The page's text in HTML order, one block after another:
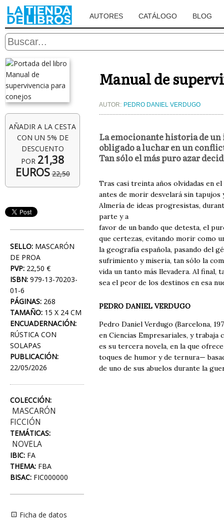
AUTORES CATÁLOGO BLOG
AÑADIR A LA CESTA
CON UN 5% DE
DESCUENTO
POR 21,38
EUROS 22,50
SELLO: MASCARÓN
DE PROA
PVP: 22,50 €
ISBN: 979-13-70203-
01-6
PÁGINAS: 268
TAMAÑO: 15 X 24 CM
ENCUADERNACIÓN:
RÚSTICA CON
SOLAPAS
PUBLICACIÓN:
22/05/2026
COLECCIÓN:
MASCARÓN
FICCIÓN
TEMÁTICAS:
NOVELA
IBIC: FA
THEMA: FBA
BISAC: FIC000000
Ficha de datos
Manual de
AUTOR: PEDRO DANIEL VERDUGO
La emocionante historia de
obligado a luchar en un
Tan sólo el más puro azar
Tras casi treinta años olvidadas en
antes de morir desvelará sin tapujos
Almería de ideas progresistas,
parte y a
favor de un bando que detesta, el
que certezas, evitando morir como
la geografía española, pasando del
sufrimiento y miseria, tan sólo la
vida un tanto más llevadera. Al final,
sea el peor de los destinos en esa
PEDRO DANIEL VERDUGO
Pedro Daniel Verdugo (Barcelona,
en Ciencias Empresariales, y
es su tercera novela, en la que
toques de humor y de ternura—
de uno de sus abuelos durante la